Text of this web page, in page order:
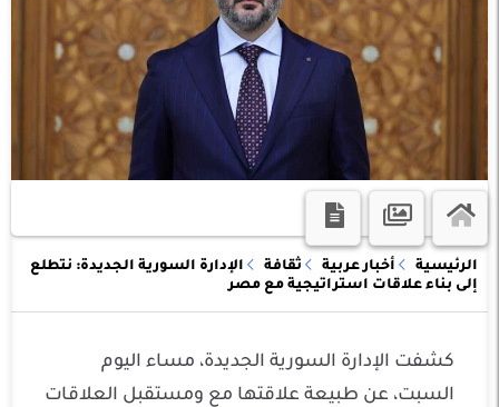
الرئيسية أخبار عربية ثقافة
الإدارة السورية الجديدة: نتطلع
إلى بناء علاقات استراتيجية مع مصر
كشفت الإدارة السورية الجديدة، مساء اليوم
السبت، عن طبيعة علاقتها مع ومستقبل العلاقات